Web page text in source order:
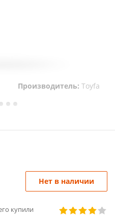
Производитель: Toyfa
Нет в наличии
купили